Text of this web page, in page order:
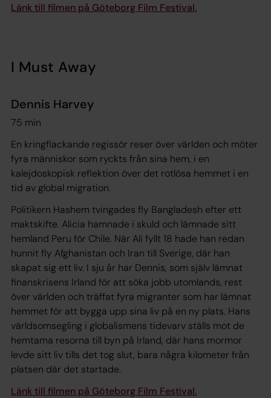
Länk till filmen på Göteborg Film Festival.
I Must Away
Dennis Harvey
75 min
En kringflackande regissör reser över världen och möter
fyra människor som ryckts från sina hem, i en
kalejdoskopisk reflektion över det rotlösa hemmet i en
tid av global migration.
Politikern Hashem tvingades fly Bangladesh efter ett
maktskifte. Alicia hamnade i skuld och lämnade sitt
hemland Peru för Chile. När Ali fyllt 18 hade han redan
hunnit fly Afghanistan och Iran till Sverige, där han
skapat sig ett liv. I sju år har Dennis, som själv lämnat
finanskrisens Irland för att söka jobb utomlands, rest
över världen och träffat fyra migranter som har lämnat
hemmet för att bygga upp sina liv på en ny plats. Hans
världsomsegling i globalismens tidevarv ställs mot de
hemtama resorna till byn på Irland, där hans mormor
levde sitt liv tills det tog slut, bara några kilometer från
platsen där det startade.
Länk till filmen på Göteborg Film Festival.